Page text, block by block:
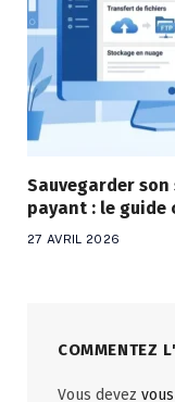
Sauvegarder
payant : le guide
27 AVRIL 2026
COMMENTEZ
Vous devez